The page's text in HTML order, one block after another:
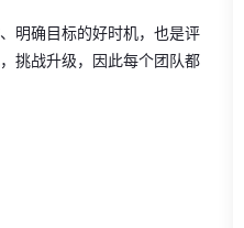
明确目标的好时机，也是评
挑战升级，因此每个团队都